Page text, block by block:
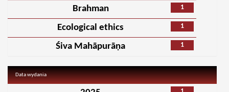
1
Brahman
1
Ecological ethics
1
Śiva Mahāpurāṇa
Data wydania